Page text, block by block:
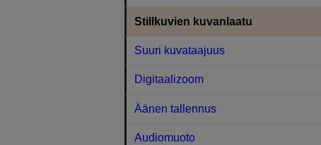
Stillkuvien kuvanlaatu
Suuri kuvataajuus
Digitaalizoom
Äänen tallennus
Audiomuoto